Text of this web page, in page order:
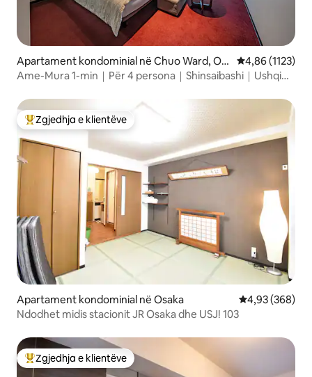
Apartament kondominial në Chuo Ward, Os
aka
Vlerësimi
4,86 (1123)
Ame-Mura 1-min｜Për 4 persona｜Shinsaibashi｜Ushqim
Më të mirat e zgjedhjeve të klientëve
Zgjedhja e klientëve
Apartament kondominial në Osaka Vlerësimi
4,93 (368)
Ndodhet midis stacionit JR Osaka dhe USJ! 103
Më të mirat e zgjedhjeve të klientëve
Zgjedhja e klientëve